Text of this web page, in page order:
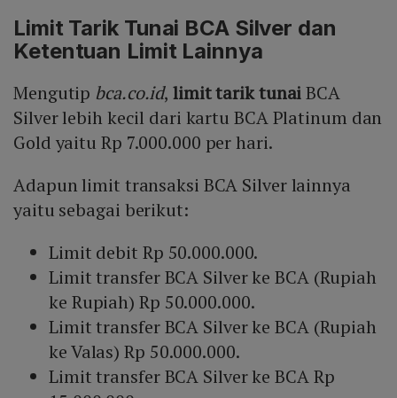
Limit Tarik Tunai BCA Silver dan
Ketentuan Limit Lainnya
Mengutip bca.co.id,limit tarik tunaiBCA
Silver lebih kecil dari kartu BCA Platinum dan
Gold yaitu Rp 7.000.000 per hari.
Adapun limit transaksi BCA Silver lainnya
yaitu sebagai berikut:
Limit debit Rp 50.000.000.
Limit transfer BCA Silver ke BCA (Rupiah
ke Rupiah) Rp 50.000.000.
Limit transfer BCA Silver ke BCA (Rupiah
ke Valas) Rp 50.000.000.
Limit transfer BCA Silver ke BCA Rp